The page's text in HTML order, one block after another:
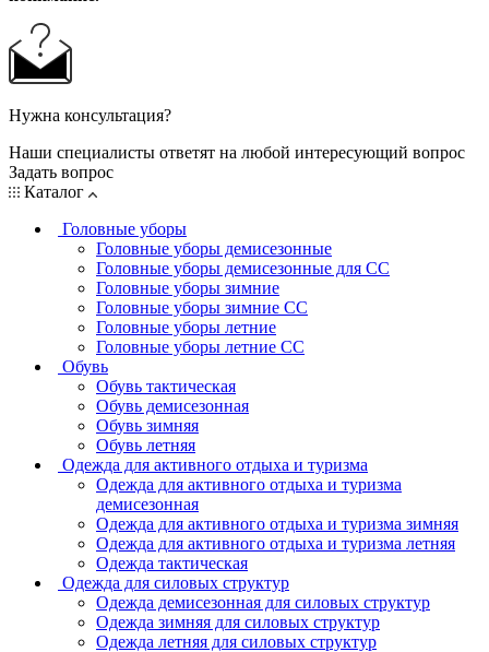
Нужна консультация?
Наши специалисты ответят на любой интересующий вопрос
Задать вопрос
Каталог
Головные уборы
Головные уборы демисезонные
Головные уборы демисезонные для СС
Головные уборы зимние
Головные уборы зимние СС
Головные уборы летние
Головные уборы летние СС
Обувь
Обувь тактическая
Обувь демисезонная
Обувь зимняя
Обувь летняя
Одежда для активного отдыха и туризма
Одежда для активного отдыха и туризма
демисезонная
Одежда для активного отдыха и туризма зимняя
Одежда для активного отдыха и туризма летняя
Одежда тактическая
Одежда для силовых структур
Одежда демисезонная для силовых структур
Одежда зимняя для силовых структур
Одежда летняя для силовых структур